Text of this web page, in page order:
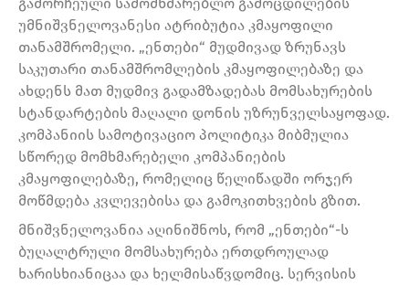
უმნიშვნელოვანესი ატრიბუტია კმაყოფილი
თანამშრომელი. „ენთები“ მუდმივად ზრუნავს
საკუთარი თანამშრომლების კმაყოფილებაზე და
ახდენს მათ მუდმივ გადამზადებას მომსახურების
სტანდარტების მაღალი დონის უზრუნველსაყოფად.
კომპანიის სამოტივაციო პოლიტიკა მიბმულია
სწორედ მომხმარებელი კომპანიების
კმაყოფილებაზე, რომელიც წელიწადში ორჯერ
მოწმდება კვლევებისა და გამოკითხვების გზით.
მნიშვნელოვანია აღინიშნოს, რომ „ენთები“-ს
ბუღალტრული მომსახურება ერთდროულად
ხარისხიანიცაა და ხელმისაწვდომიც. სერვისის